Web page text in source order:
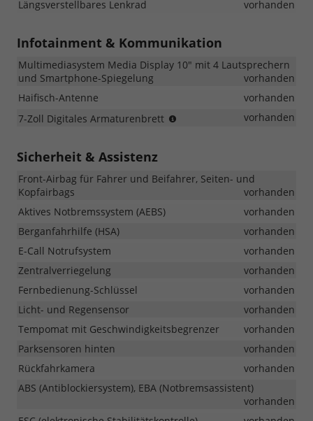
Längsverstellbares Lenkrad
vorhanden
Infotainment & Kommunikation
Multimediasystem Media Display 10" mit 4 Lautsprechern
und Smartphone-Spiegelung
vorhanden
Haifisch-Antenne
vorhanden
7-Zoll Digitales Armaturenbrett
und
vorhanden
Sicherheit & Assistenz
Front-Airbag für Fahrer und Beifahrer, Seiten- und
Kopfairbags
vorhanden
Aktives Notbremssystem (AEBS)
vorhanden
Berganfahrhilfe (HSA)
vorhanden
E-Call Notrufsystem
vorhanden
Zentralverriegelung
vorhanden
Fernbedienung-Schlüssel
vorhanden
Licht- und Regensensor
vorhanden
Tempomat mit Geschwindigkeitsbegrenzer
vorhanden
Parksensoren hinten
vorhanden
Rückfahrkamera
vorhanden
ABS (Antiblockiersystem), EBA (Notbremsassistent)
vorhanden